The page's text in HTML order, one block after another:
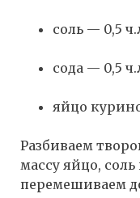
соль — 0,5
сода — 0,5
яйцо
Разбиваем
массу яйцо,
перемешиваем